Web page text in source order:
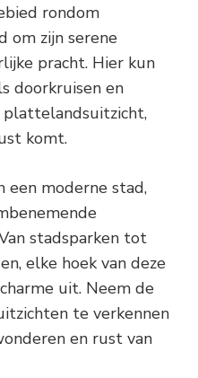
rondom
om zijn serene
pracht. Hier kun
doorkruisen en
komt.
een moderne stad,
stadsparken tot
elke hoek van deze
uit. Neem de
te verkennen
en rust van